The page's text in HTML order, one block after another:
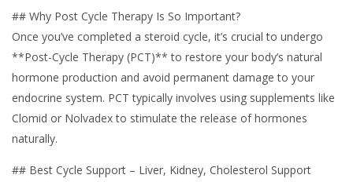
## Why Post Cycle Therapy Is So Important?
Once you’ve completed a steroid cycle, it’s crucial to undergo
**Post-Cycle Therapy (PCT)** to restore your body’s natural
hormone production and avoid permanent damage to your
endocrine system. PCT typically involves using supplements like
Clomid or Nolvadex to stimulate the release of hormones
naturally.
## Best Cycle Support – Liver, Kidney, Cholesterol Support